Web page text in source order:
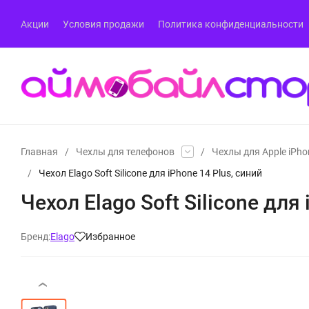
Акции Условия продажи Политика конфиденциальности
Главная / Чехлы для телефонов /
Чехлы для Apple
/
Чехол Elago Soft Silicone для iPhone 14 Plus, синий
Чехол Elago Soft Silicone для
Бренд:Elago Избранное
‹